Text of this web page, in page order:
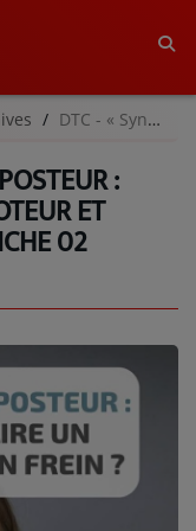
DTC - « Syndrome de l’imposteur : comment en faire un moteur et plus un frein ? » - Dimanche 02 novembre 2025
:
ET
02